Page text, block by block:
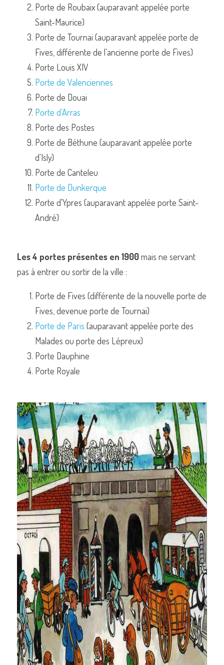
Porte de Roubaix (auparavant appelée porte
Saint-Maurice)
Porte de Tournai (auparavant appelée porte de
Fives, différente de l'ancienne porte de Fives)
Porte Louis XIV
Porte de Valenciennes
Porte de Douai
Porte d’Arras
Porte des Postes
Porte de Béthune (auparavant appelée porte
d'Isly)
Porte de Canteleu
Porte de Dunkerque
Porte d'Ypres (auparavant appelée porte Saint-
André)
Les 4 portes présentes en 1900 mais ne servant
pas à entrer ou sortir de la ville :
Porte de Fives (différente de la nouvelle porte de
Fives, devenue porte de Tournai)
Porte de Paris (auparavant appelée porte des
Malades ou porte des Lépreux)
Porte Dauphine
Porte Royale